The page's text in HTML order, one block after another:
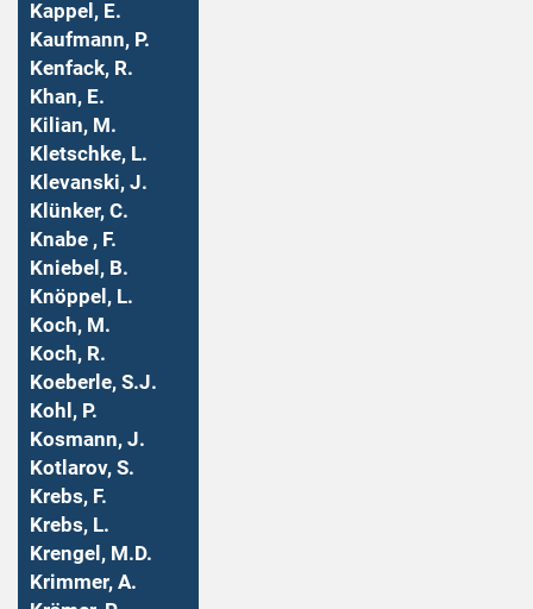
Kappel, E.
Kaufmann, P.
Kenfack, R.
Khan, E.
Kilian, M.
Kletschke, L.
Klevanski, J.
Klünker, C.
Knabe , F.
Kniebel, B.
Knöppel, L.
Koch, M.
Koch, R.
Koeberle, S.J.
Kohl, P.
Kosmann, J.
Kotlarov, S.
Krebs, F.
Krebs, L.
Krengel, M.D.
Krimmer, A.